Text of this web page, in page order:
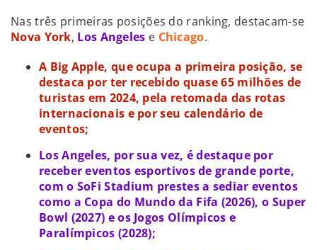
Nas três primeiras posições do ranking, destacam-se
Nova York, Los Angeles e Chicago.
A Big Apple, que ocupa a primeira posição, se
destaca por ter recebido quase 65 milhões de
turistas em 2024, pela retomada das rotas
internacionais e por seu calendário de
eventos;
Los Angeles, por sua vez, é destaque por
receber eventos esportivos de grande porte,
com o SoFi Stadium prestes a sediar eventos
como a Copa do Mundo da Fifa (2026), o Super
Bowl (2027) e os Jogos Olímpicos e
Paralímpicos (2028);